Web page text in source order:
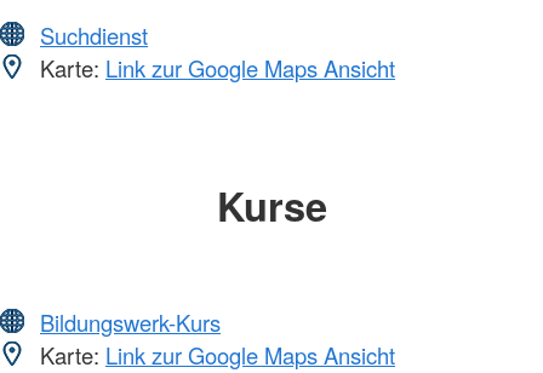
Suchdienst
Karte: Link zur Google Maps Ansicht
Kurse
Bildungswerk-Kurs
Karte: Link zur Google Maps Ansicht